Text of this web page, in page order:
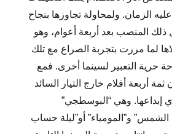
الزمان. ولمحاولة تجاوزها بنجاح
المنصب بعد أربعة أعوام، وهو
لما مررت بتجربة الصراع مع تلك
حرية التعبير لسينما أخرى. فمع
أربعة أفلام خارج التيار السائد
إبداعها. وهي “البوسطجي”
الشمس” و”المومياء” أو”ليلة حساب